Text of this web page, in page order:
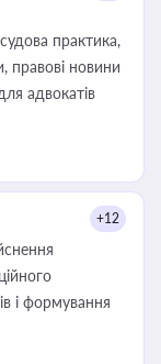
практика,
правові новини
адвокатів
+12
і формування